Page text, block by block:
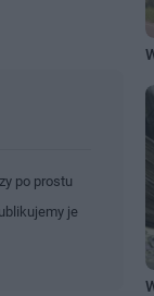
po prostu
je